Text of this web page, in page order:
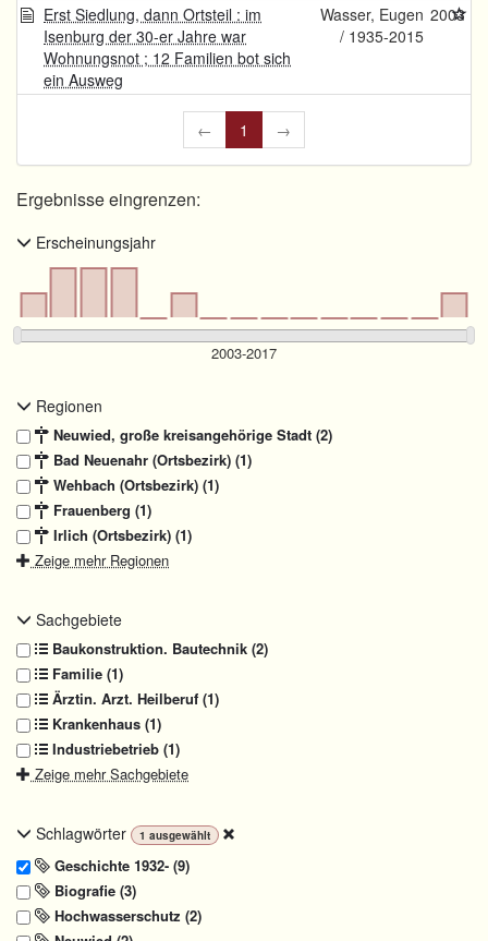
Erst Siedlung, dann Ortsteil : im
Isenburg der 30-er Jahre war
Wohnungsnot ; 12 Familien bot sich
ein Ausweg
Wasser, Eugen
/ 1935-2015
2003
← 1 →
Ergebnisse eingrenzen:
Erscheinungsjahr
Regionen
Neuwied, große kreisangehörige Stadt (2)
Bad Neuenahr (Ortsbezirk) (1)
Wehbach (Ortsbezirk) (1)
Frauenberg (1)
Irlich (Ortsbezirk) (1)
Zeige mehr Regionen
Sachgebiete
Baukonstruktion. Bautechnik (2)
Familie (1)
Ärztin. Arzt. Heilberuf (1)
Krankenhaus (1)
Industriebetrieb (1)
Zeige mehr Sachgebiete
Schlagwörter 1 ausgewählt
Geschichte 1932- (9)
Biografie (3)
Hochwasserschutz (2)